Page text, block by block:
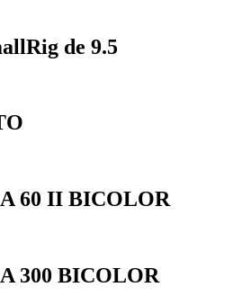
de 9.5
60 II BICOLOR
300 BICOLOR